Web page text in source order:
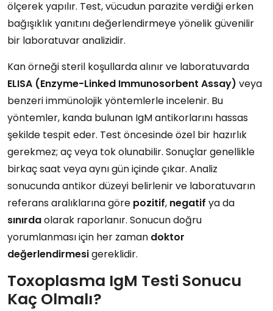
ölçerek yapılır. Test, vücudun parazite verdiği erken
bağışıklık yanıtını değerlendirmeye yönelik güvenilir
bir laboratuvar analizidir.
Kan örneği steril koşullarda alınır ve laboratuvarda
ELISA (Enzyme-Linked Immunosorbent Assay) veya
benzeri immünolojik yöntemlerle incelenir. Bu
yöntemler, kanda bulunan IgM antikorlarını hassas
şekilde tespit eder. Test öncesinde özel bir hazırlık
gerekmez; aç veya tok olunabilir. Sonuçlar genellikle
birkaç saat veya aynı gün içinde çıkar. Analiz
sonucunda antikor düzeyi belirlenir ve laboratuvarın
referans aralıklarına göre pozitif, negatif ya da
sınırdaolarak raporlanır. Sonucun doğru
yorumlanması için her zaman doktor
değerlendirmesigereklidir.
Toxoplasma IgM Testi Sonucu
Kaç Olmalı?